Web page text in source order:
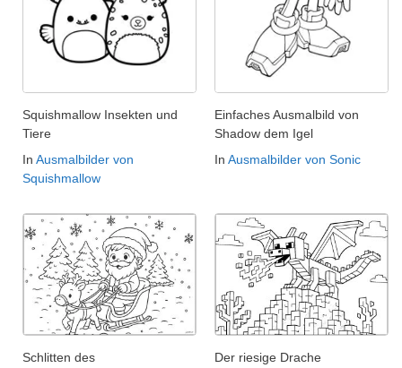
Squishmallow Insekten und
Tiere
In Ausmalbilder von
Squishmallow
Einfaches Ausmalbild von
Shadow dem Igel
In Ausmalbilder von Sonic
Schlitten des
Der riesige Drache